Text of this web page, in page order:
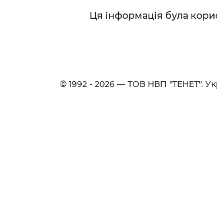
Ця інформація була
© 1992 - 2026 — ТОВ НВП "ТЕНЕТ".